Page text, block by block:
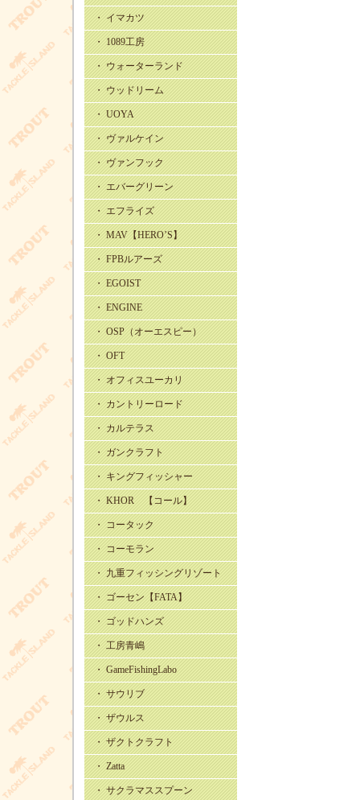
・ イマカツ
・ 1089工房
・ ウォーターランド
・ ウッドリーム
・ UOYA
・ ヴァルケイン
・ ヴァンフック
・ エバーグリーン
・ エフライズ
・ MAV【HERO’S】
・ FPBルアーズ
・ EGOIST
・ ENGINE
・ OSP（オーエスピー）
・ OFT
・ オフィスユーカリ
・ カントリーロード
・ カルテラス
・ ガンクラフト
・ キングフィッシャー
・ KHOR 【コール】
・ コータック
・ コーモラン
・ 九重フィッシングリゾート
・ ゴーセン【FATA】
・ ゴッドハンズ
・ 工房青嶋
・ GameFishingLabo
・ サウリブ
・ ザウルス
・ ザクトクラフト
・ Zatta
・ サクラマススプーン